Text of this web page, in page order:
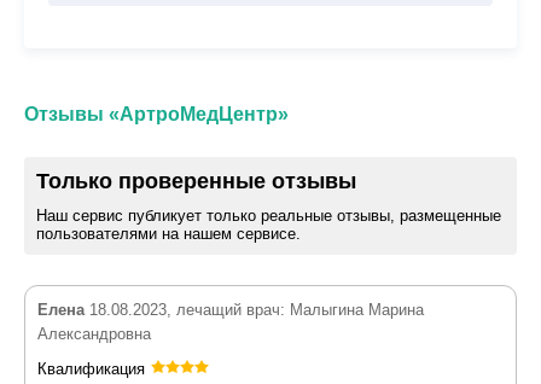
Отзывы «АртроМедЦентр»
Только проверенные отзывы
Наш сервис публикует только реальные отзывы, размещенные
пользователями на нашем сервисе.
Елена18.08.2023, лечащий врач: Малыгина Марина
Александровна
Квалификация